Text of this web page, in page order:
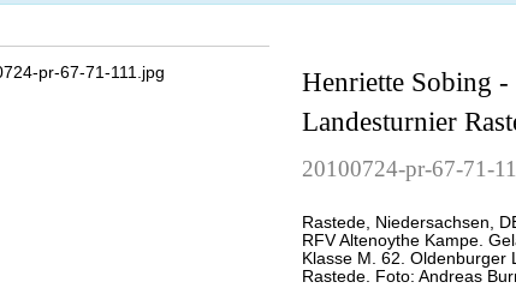
Henriette Sobing
Landesturnier
20100724-pr-67-71-
Rastede, Niedersachsen,
RFV Altenoythe Kampe.
Klasse M. 62. Oldenburger
Rastede. Foto: Andreas